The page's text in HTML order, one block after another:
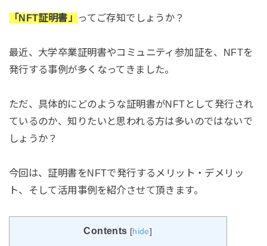
「NFT証明書」 ってご存知でしょうか？
最近、大学卒業証明書やコミュニティ参加証を、NFTを
発行する事例が多くなってきました。
ただ、具体的にどのような証明書がNFTとして発行され
ているのか、知りたいと思われる方は多いのではないで
しょうか？
今回は、証明書をNFTで発行するメリット・デメリッ
ト、そして活用事例を紹介させて頂きます。
Contents [hide]